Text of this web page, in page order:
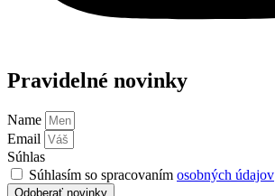
Pravidelné novinky
Name
Email
Súhlas
Súhlasím so spracovaním osobných údajov
Odoberať novinky